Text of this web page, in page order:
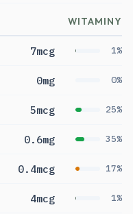
WITAMINY
7mcg 1%
0mg 0%
5mcg 25%
0.6mg 35%
0.4mcg 17%
4mcg 1%